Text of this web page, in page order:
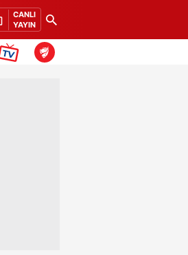
CANLI
YAYIN